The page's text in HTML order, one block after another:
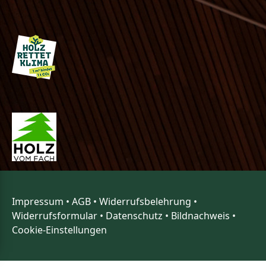
Impressum • AGB • Widerrufsbelehrung •
Widerrufsformular • Datenschutz • Bildnachweis •
Cookie-Einstellungen